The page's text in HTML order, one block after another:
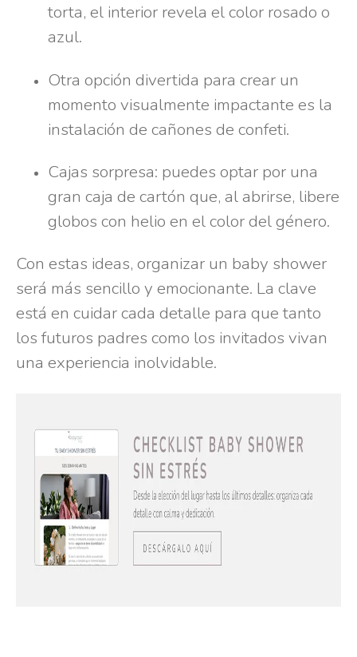
torta, el interior revela el color rosado o
azul.
Otra opción divertida para crear un
momento visualmente impactante es la
instalación de cañones de confeti.
Cajas sorpresa: puedes optar por una
gran caja de cartón que, al abrirse, libere
globos con helio en el color del género.
Con estas ideas, organizar un baby shower
será más sencillo y emocionante. La clave
está en cuidar cada detalle para que tanto
los futuros padres como los invitados vivan
una experiencia inolvidable.